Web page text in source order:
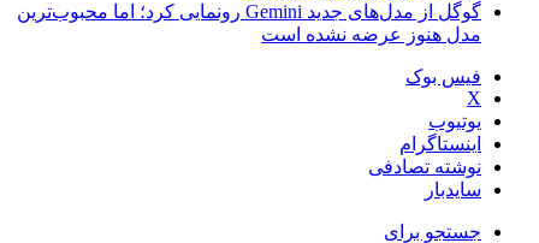
گوگل از مدل‌های جدید Gemini رونمایی کرد؛ اما محبوب‌ترین
مدل هنوز عرضه نشده است
فیس بوک
X
یوتیوب
اینستاگرام
نوشته تصادفی
سایدبار
جستجو برای